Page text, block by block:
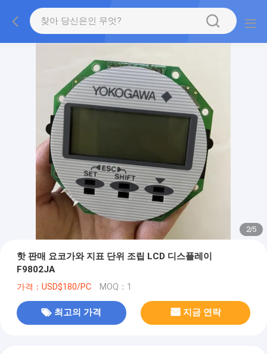
2/5
핫 판매 요코가와 지표 단위 조립 LCD 디스플레이
F9802JA
가격：USD$180/PC MOQ：1
최고의 가격 지금 연락